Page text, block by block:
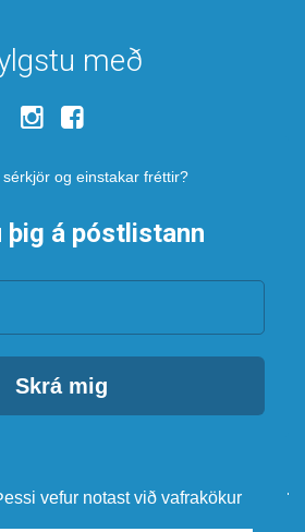
vefur notast við vafrakökur
með
sérkjör og einstakar fréttir?
þig á póstlistann
Skrá mig